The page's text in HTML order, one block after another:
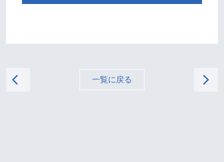
arrow_back_ios 一覧に戻る arrow_forward_ios